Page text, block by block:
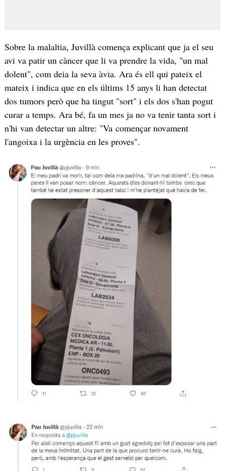
Sobre la malaltia, Juvillà comença explicant que ja el seu
avi va patir un càncer que li va prendre la vida, "un mal
dolent", com deia la seva àvia. Ara és ell qui pateix el
mateix i indica que en els últims 15 anys li han detectat
dos tumors però que ha tingut "sort" i els dos s'han pogut
curar a temps. Ara bé, fa un mes ja no va tenir tanta sort i
n'hi van detectar un altre: "Va començar novament
l'angoixa i la urgència en les proves".